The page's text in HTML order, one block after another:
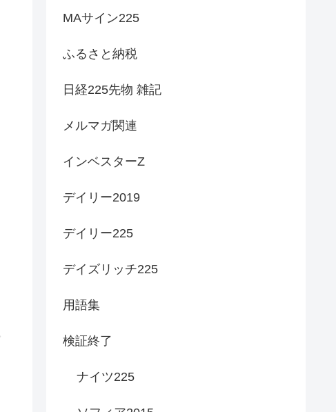
MAサイン225
ふるさと納税
日経225先物 雑記
メルマガ関連
インベスターZ
デイリー2019
デイリー225
デイズリッチ225
用語集
検証終了
ナイツ225